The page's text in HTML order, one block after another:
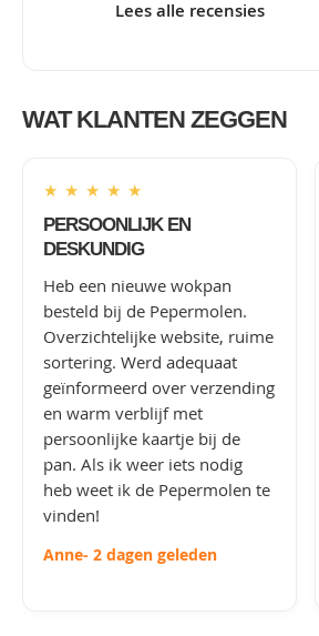
Lees alle recensies
WAT KLANTEN ZEGGEN
★ ★ ★ ★ ★
PERSOONLIJK EN
DESKUNDIG
Heb een nieuwe wokpan
besteld bij de Pepermolen.
Overzichtelijke website, ruime
sortering. Werd adequaat
geïnformeerd over verzending
en warm verblijf met
persoonlijke kaartje bij de
pan. Als ik weer iets nodig
heb weet ik de Pepermolen te
vinden!
Anne- 2 dagen geleden